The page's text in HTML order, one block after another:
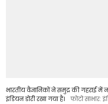
भारतीय वैज्ञानिकों ने समुद्र की गहराई
इंडियन डोरी रखा गया है।
फोटो